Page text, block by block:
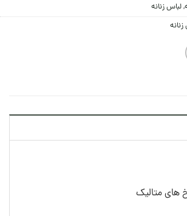
,لباس زنانه
های متالیک